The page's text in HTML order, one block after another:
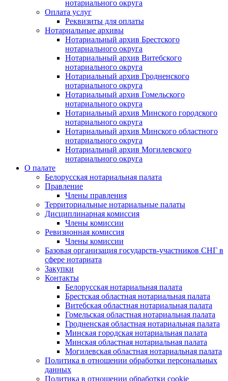
нотариального округа
Оплата услуг
Реквизиты для оплаты
Нотариальные архивы
Нотариальный архив Брестского
нотариального округа
Нотариальный архив Витебского
нотариального округа
Нотариальный архив Гродненского
нотариального округа
Нотариальный архив Гомельского
нотариального округа
Нотариальный архив Минского городского
нотариального округа
Нотариальный архив Минского областного
нотариального округа
Нотариальный архив Могилевского
нотариального округа
О палате
Белорусская нотариальная палата
Правление
Члены правления
Территориальные нотариальные палаты
Дисциплинарная комиссия
Члены комиссии
Ревизионная комиссия
Члены комиссии
Базовая организация государств-участников СНГ в
сфере нотариата
Закупки
Контакты
Белорусская нотариальная палата
Брестская областная нотариальная палата
Витебская областная нотариальная палата
Гомельская областная нотариальная палата
Гродненская областная нотариальная палата
Минская городская нотариальная палата
Минская областная нотариальная палата
Могилевская областная нотариальная палата
Политика в отношении обработки персональных
данных
Политика в отношении обработки cookie